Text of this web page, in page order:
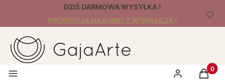
DZIŚ DARMOWA WYSYŁKA !
PROMOCJA NA KUBKI Z AFIRMACJĄ !
Menu Zaloguj sięKoszyk